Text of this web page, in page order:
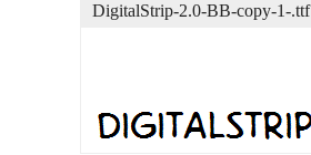
DigitalStrip-2.0-BB-copy-1-.ttf